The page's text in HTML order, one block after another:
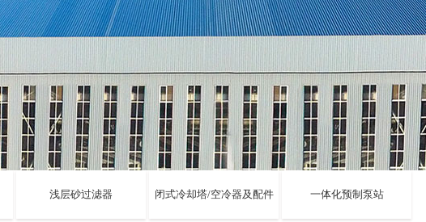
浅层砂过滤器 闭式冷却塔/空冷器及配件 一体化预制泵站